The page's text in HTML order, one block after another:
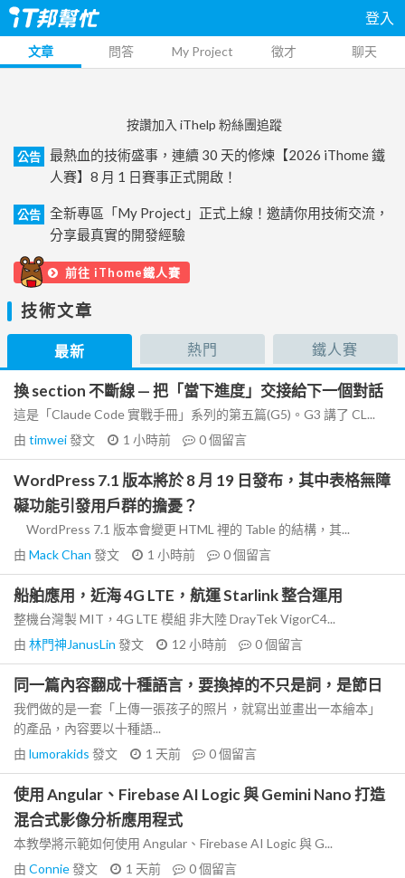
登入
文章 問答 My Project 徵才 聊天
按讚加入 iThelp 粉絲團追蹤
公告
最熱血的技術盛事，連續 30 天的修煉【2026 iThome 鐵
人賽】8 月 1 日賽事正式開啟！
公告
全新專區「My Project」正式上線！邀請你用技術交流，
分享最真實的開發經驗
前往 iThome鐵人賽
技術文章
最新 熱門 鐵人賽
換 section 不斷線 — 把「當下進度」交接給下一個對話
這是「Claude Code 實戰手冊」系列的第五篇(G5)。G3 講了 CL...
由 timwei發文 1 小時前 0個留言
WordPress 7.1 版本將於 8 月 19 日發布，其中表格無障
礙功能引發用戶群的擔憂？
WordPress 7.1 版本會變更 HTML 裡的 Table 的結構，其...
由 Mack Chan 發文 1 小時前 0個留言
船舶應用，近海 4G LTE，航運 Starlink 整合運用
整機台灣製 MIT，4G LTE 模組 非大陸 DrayTek VigorC4...
由 林門神JanusLin 發文 12 小時前 0個留言
同一篇內容翻成十種語言，要換掉的不只是詞，是節日
我們做的是一套「上傳一張孩子的照片，就寫出並畫出一本繪本」
的產品，內容要以十種語...
由 lumorakids 發文 1 天前 0個留言
使用 Angular、Firebase AI Logic 與 Gemini Nano 打造
混合式影像分析應用程式
本教學將示範如何使用 Angular、Firebase AI Logic 與 G...
由 Connie發文 1 天前 0個留言